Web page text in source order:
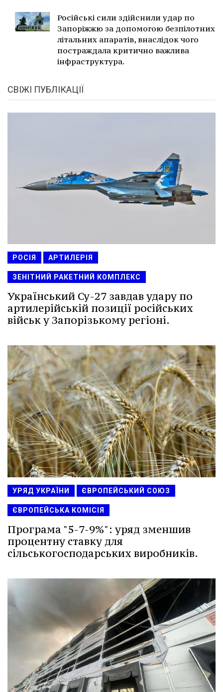
Російські сили здійснили удар по
Запоріжжю за допомогою безпілотних
літальних апаратів, внаслідок чого
постраждала критично важлива
інфраструктура.
СВІЖІ ПУБЛІКАЦІЇ
РОСІЯ АРТИЛЕРІЯ
ЗЕНІТНИЙ РАКЕТНИЙ КОМПЛЕКС
Український Су-27 завдав удару по
артилерійській позиції російських
військ у Запорізькому регіоні.
УРЯД УКРАЇНИ ЄВРОПЕЙСЬКИЙ СОЮЗ
ЄВРОПЕЙСЬКА КОМІСІЯ
Програма "5-7-9%": уряд зменшив
процентну ставку для
сільськогосподарських виробників.